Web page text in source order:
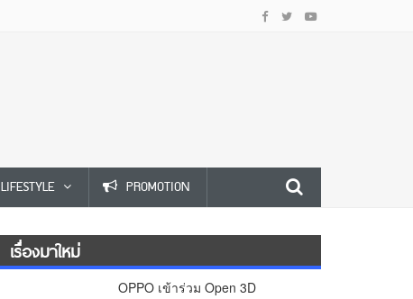
LIFESTYLE PROMOTION
เรื่องมาใหม่
OPPO เข้าร่วม Open 3D